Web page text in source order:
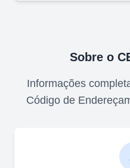
Sobre o
Informações
Código de